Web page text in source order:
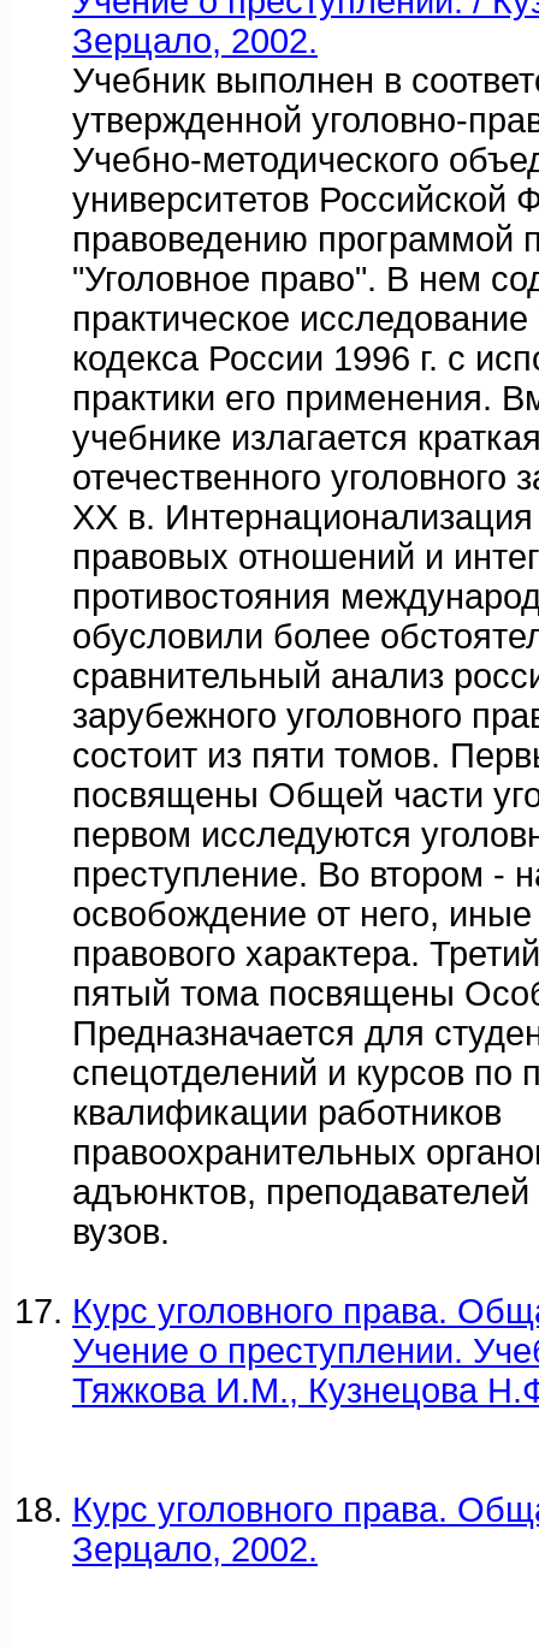
Зерцало, 2002.
Учебник выполнен в
утвержденной уголовно-
Учебно-методического
университетов Российской
правоведению программой
"Уголовное право". В нем
практическое исследование
кодекса России 1996 г. с
практики его применения.
учебнике излагается
отечественного уголовного
XX в. Интернационализация
правовых отношений и
противостояния
обусловили более
сравнительный анализ
зарубежного уголовного
состоит из пяти томов.
посвящены Общей части
первом исследуются
преступление. Во втором -
освобождение от него,
правового характера.
пятый тома посвящены
Предназначается для
спецотделений и курсов
квалификации работников
правоохранительных
адъюнктов,
вузов.
Курс уголовного права.
Учение о преступлении.
Тяжкова И.М., Кузнецова
Курс уголовного права.
Зерцало, 2002.